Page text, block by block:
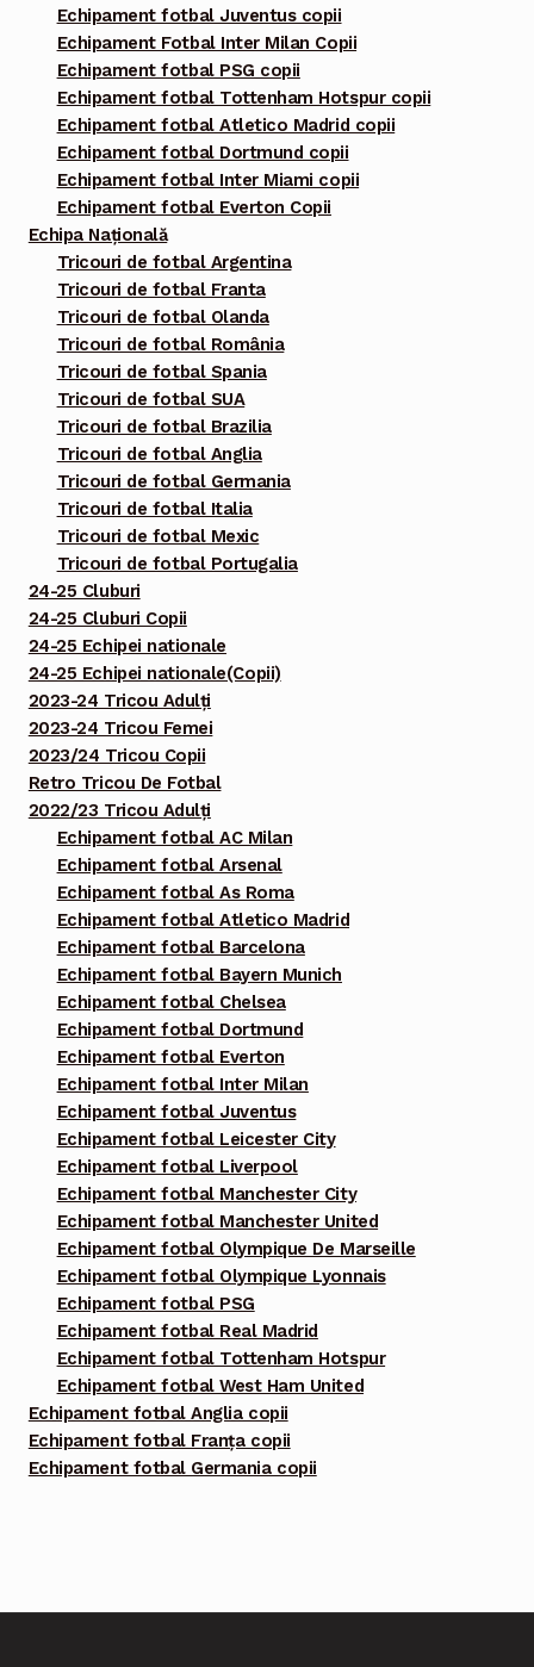
Echipament fotbal Juventus copii
Echipament Fotbal Inter Milan Copii
Echipament fotbal PSG copii
Echipament fotbal Tottenham Hotspur copii
Echipament fotbal Atletico Madrid copii
Echipament fotbal Dortmund copii
Echipament fotbal Inter Miami copii
Echipament fotbal Everton Copii
Echipa Națională
Tricouri de fotbal Argentina
Tricouri de fotbal Franta
Tricouri de fotbal Olanda
Tricouri de fotbal România
Tricouri de fotbal Spania
Tricouri de fotbal SUA
Tricouri de fotbal Brazilia
Tricouri de fotbal Anglia
Tricouri de fotbal Germania
Tricouri de fotbal Italia
Tricouri de fotbal Mexic
Tricouri de fotbal Portugalia
24-25 Cluburi
24-25 Cluburi Copii
24-25 Echipei nationale
24-25 Echipei nationale(Copii)
2023-24 Tricou Adulți
2023-24 Tricou Femei
2023/24 Tricou Copii
Retro Tricou De Fotbal
2022/23 Tricou Adulți
Echipament fotbal AC Milan
Echipament fotbal Arsenal
Echipament fotbal As Roma
Echipament fotbal Atletico Madrid
Echipament fotbal Barcelona
Echipament fotbal Bayern Munich
Echipament fotbal Chelsea
Echipament fotbal Dortmund
Echipament fotbal Everton
Echipament fotbal Inter Milan
Echipament fotbal Juventus
Echipament fotbal Leicester City
Echipament fotbal Liverpool
Echipament fotbal Manchester City
Echipament fotbal Manchester United
Echipament fotbal Olympique De Marseille
Echipament fotbal Olympique Lyonnais
Echipament fotbal PSG
Echipament fotbal Real Madrid
Echipament fotbal Tottenham Hotspur
Echipament fotbal West Ham United
Echipament fotbal Anglia copii
Echipament fotbal Franța copii
Echipament fotbal Germania copii